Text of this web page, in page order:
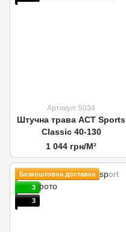
Артикул: 5034
Штучна трава ACT Sports
Classic 40-130
1 044 грн/М²
Безкоштовна доставка
3
3